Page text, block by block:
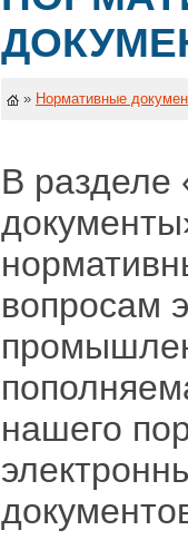
» Нормативные
В разделе
вопросам
нашего